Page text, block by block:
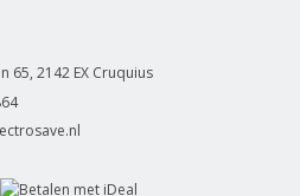
65, 2142 EX Cruquius